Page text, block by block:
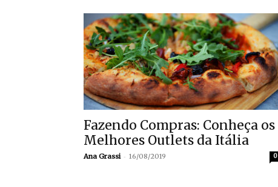
Fazendo Compras: Conheça os
Melhores Outlets da Itália
Ana Grassi - 16/08/2019 0